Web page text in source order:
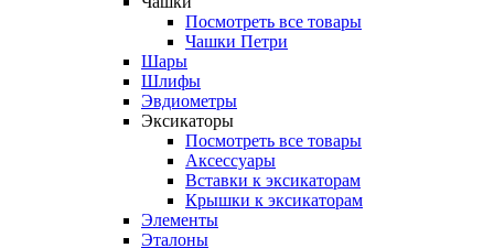
Посмотреть все товары
Чашки Петри
Шары
Шлифы
Эвдиометры
Эксикаторы
Посмотреть все товары
Аксессуары
Вставки к эксикаторам
Крышки к эксикаторам
Элементы
Эталоны